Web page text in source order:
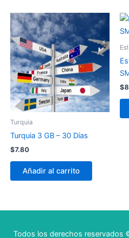
Turquia
Turquia 3 GB – 30 Días
$7.80
Añadir al carrito
$
Todos los derechos reservados